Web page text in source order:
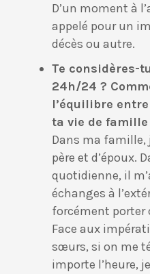
D’un moment à
appelé pour un
décès ou autre.
Te considères-
24h/24 ?
l’équilibre
ta vie de famille
Dans ma famille,
père et d’époux.
quotidienne, il
échanges à
forcément porter
Face aux
sœurs, si on me
importe l’heure,